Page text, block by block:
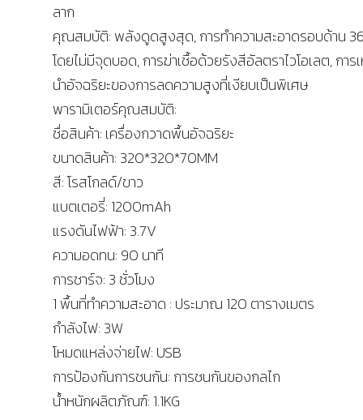
ลาก
คุณสมบัติ: พลังดูดสูงสุด, การทำความสะอาดรอบด้าน
โดยไม่มีจุดบอด, การฆ่าเชื้อด้วยรังสีอัลตราไวโอเลต, การ
นำอัจฉริยะของการลดความสูงที่เงียบเป็นพิเศษ
พารามิเตอร์คุณสมบัติ:
ชื่อสินค้า: เครื่องกวาดพื้นอัจฉริยะ
ขนาดสินค้า: 320*320*70MM
สี: โรสโกลด์/ขาว
แบตเตอรี่: 1200mAh
แรงดันไฟฟ้า: 3.7V
ความอดทน: 90 นาที
การชาร์จ: 3 ชั่วโมง
1 พื้นที่ทำความสะอาด : ประมาณ 120 ตารางเมตร
กำลังไฟ: 3W
โหมดแหล่งจ่ายไฟ: USB
การป้องกันการชนกัน: การชนกันของกลไก
น้ำหนักผลิตภัณฑ์: 1.1KG